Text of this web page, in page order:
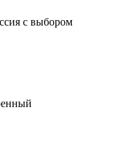
с выбором